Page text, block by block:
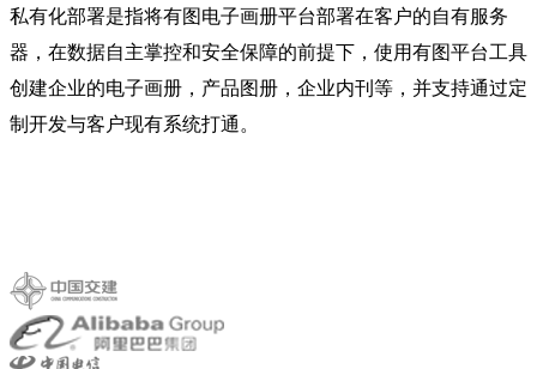
私有化部署是指将有图电子画册平台部署在客户的自有服务
器，在数据自主掌控和安全保障的前提下，使用有图平台工具
创建企业的电子画册，产品图册，企业内刊等，并支持通过定
制开发与客户现有系统打通。